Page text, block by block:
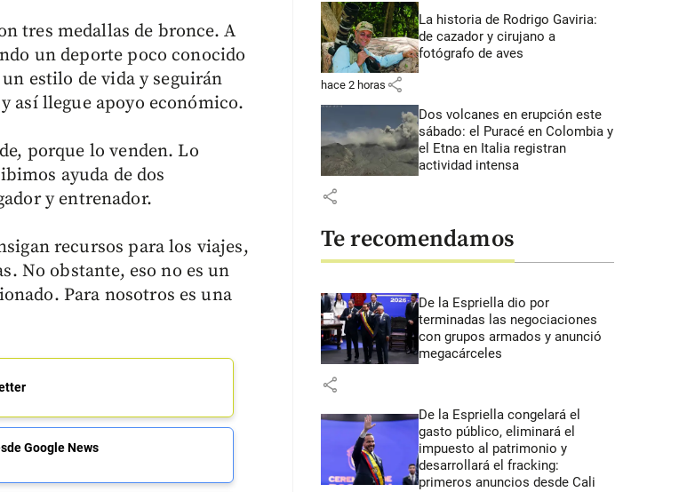
tres medallas de bronce. A
un deporte poco conocido
estilo de vida y seguirán
así llegue apoyo económico.
porque lo venden. Lo
ayuda de dos
y entrenador.
recursos para los viajes,
No obstante, eso no es un
Para nosotros es una
Google News
La historia de Rodrigo Gaviria:
de cazador y cirujano a
fotógrafo de aves
hace 2 horas share
Dos volcanes en erupción este
sábado: el Puracé en Colombia y
el Etna en Italia registran
actividad intensa
share
Te recomendamos
De la Espriella dio por
terminadas las negociaciones
con grupos armados y anunció
megacárceles
share
De la Espriella congelará el
gasto público, eliminará el
impuesto al patrimonio y
desarrollará el fracking:
primeros anuncios desde Cali